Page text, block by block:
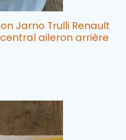
Jarno Trulli Renault
central aileron arrière